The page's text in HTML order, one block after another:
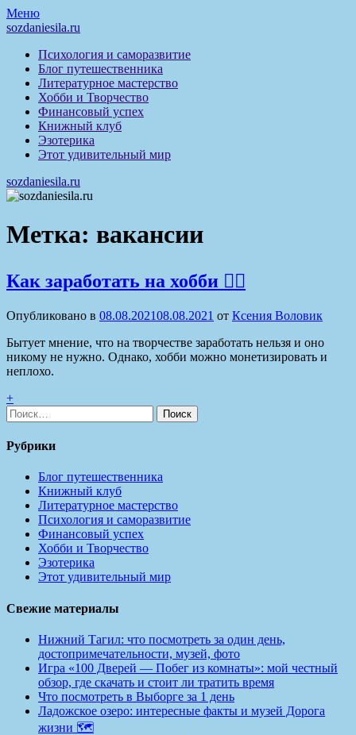
Перейти
к
Меню
sozdaniesila.ru
Психология и саморазвитие
Блог путешественника
Литературное мастерство
Хобби и Творчество
Финансовый успех
Книжный клуб
Эзотерика
Этот удивительный мир
sozdaniesila.ru
Метка: вакансии
Как заработать на хобби 🤹‍♀️
Опубликовано в 08.08.202108.08.2021 от Ксения Воловик
Бытует мнение, что на творчестве заработать нельзя и оно
никому не нужно. Однако, хобби можно монетизировать и
неплохо.
+
Найти:
Рубрики
Блог путешественника
Книжный клуб
Литературное мастерство
Психология и саморазвитие
Финансовый успех
Хобби и Творчество
Эзотерика
Этот удивительный мир
Свежие материалы
Нижний Тагил: что посмотреть за один день,
достопримечательности, музей, фото
Игра «100 Дверей — Побег из комнаты»: мой честный
обзор, где скачать и стоит ли тратить время
Что посмотреть в Выборге за 1 день
Ладожское озеро: интересные факты и музей Дорога
жизни 🗺️